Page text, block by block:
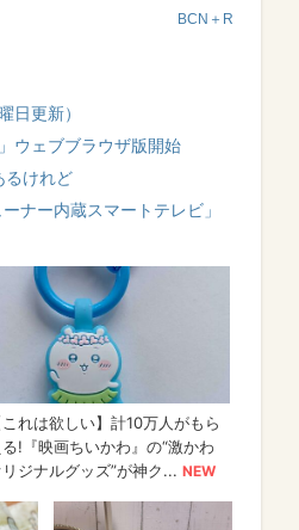
BCN＋R
日更新）
ウェブブラウザ版開始
るけれど
ナー内蔵スマートテレビ」